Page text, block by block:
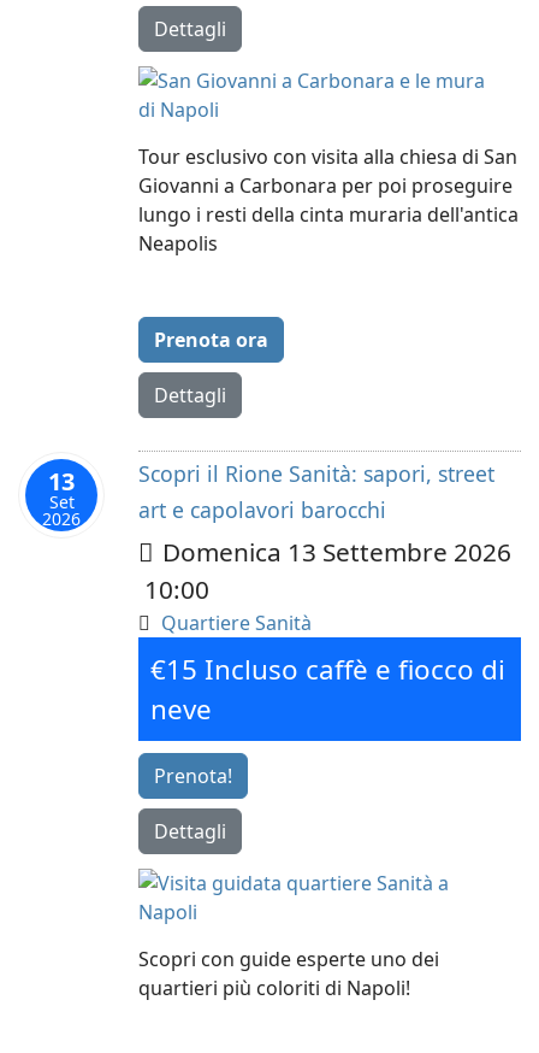
Dettagli
Tour esclusivo con visita alla chiesa di San
Giovanni a Carbonara per poi proseguire
lungo i resti della cinta muraria dell'antica
Neapolis
Prenota ora
Dettagli
13
Set
2026
Scopri il Rione Sanità: sapori, street
art e capolavori barocchi
Domenica 13 Settembre 2026
10:00
Quartiere Sanità
€15 Incluso caffè e fiocco di
neve
Prenota!
Dettagli
Scopri con guide esperte uno dei
quartieri più coloriti di Napoli!